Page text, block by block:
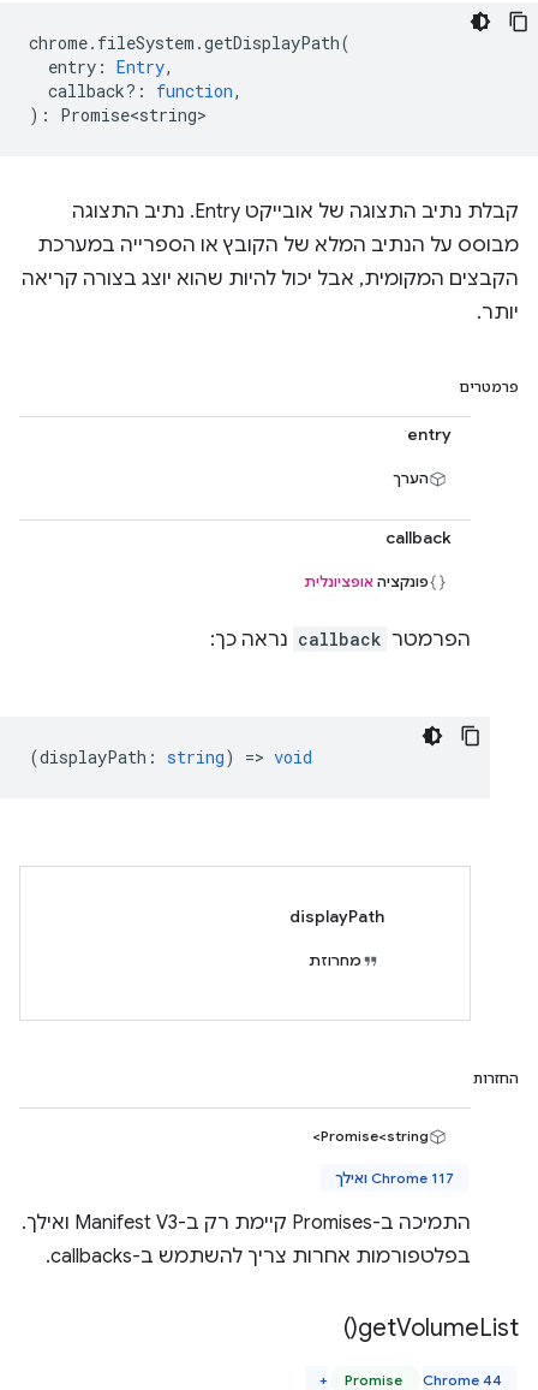
chrome. fileSystem .getDisplayPath(
entry : Entry,
callback? : function,
) : Promise<string>
קבלת נתיב התצוגה של אובייקט Entry. נתיב התצוגה
מבוסס על הנתיב המלא של הקובץ או הספרייה במערכת
הקבצים המקומית, אבל יכול להיות שהוא יוצג בצורה קריאה
יותר.
פרמטרים
entry
הערך
callback
פונקציה אופציונלית
הפרמטר callback נראה כך:
(displayPath : string) => void
displayPath
מחרוזת
החזרות
Promise<string>
Chrome 117 ואילך
התמיכה ב-Promises קיימת רק ב-Manifest V3 ואילך.
בפלטפורמות אחרות צריך להשתמש ב-callbacks.
getVolumeList(
)
Promise Chrome 44+